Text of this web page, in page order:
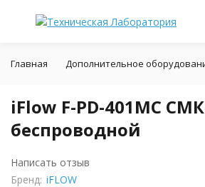
Главная Дополнительное
iFlow F-PD-401MC
беспроводной
Написать отзыв
Бренд: iFLOW